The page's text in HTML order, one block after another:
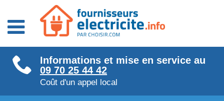
Fournisseurs énergie
Fournisseurs électricité
Fournisseurs gaz
Informations et mise en service au
09 70 25 44 42
Coût d'un appel local